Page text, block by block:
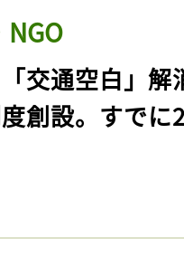
交通空白」解
創設。すでに